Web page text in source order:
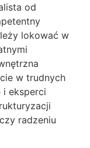
od
lokować w
w trudnych
i eksperci
radzeniu